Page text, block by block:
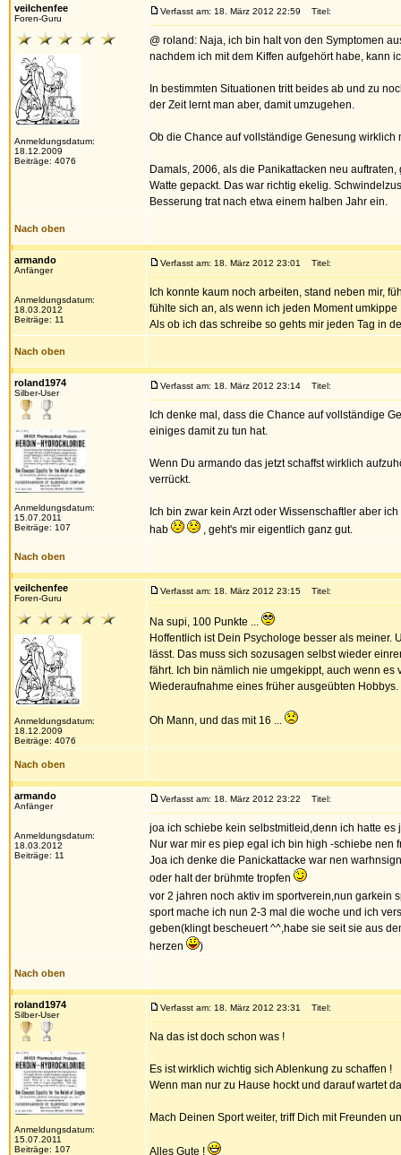
veilchenfee
Foren-Guru
Anmeldungsdatum:
18.12.2009
Beiträge: 4076
Verfasst am: 18. März 2012 22:59 Titel:
@ roland: Naja, ich bin halt von den Symptomen
nachdem ich mit dem Kiffen aufgehört habe, kann
In bestimmten Situationen tritt beides ab und zu
der Zeit lernt man aber, damit umzugehen.
Ob die Chance auf vollständige Genesung wirklich
Damals, 2006, als die Panikattacken neu
Watte gepackt. Das war richtig ekelig.
Besserung trat nach etwa einem halben Jahr ein.
Nach oben
armando
Anfänger
Anmeldungsdatum:
18.03.2012
Beiträge: 11
Verfasst am: 18. März 2012 23:01 Titel:
Ich konnte kaum noch arbeiten, stand neben mir,
fühlte sich an, als wenn ich jeden Moment umkippe
Als ob ich das schreibe so gehts mir jeden Tag in
Nach oben
roland1974
Silber-User
Anmeldungsdatum:
15.07.2011
Beiträge: 107
Verfasst am: 18. März 2012 23:14 Titel:
Ich denke mal, dass die Chance auf vollständige
einiges damit zu tun hat.
Wenn Du armando das jetzt schaffst wirklich
verrückt.
Ich bin zwar kein Arzt oder Wissenschaftler aber
hab
, geht's mir eigentlich ganz gut.
Nach oben
veilchenfee
Foren-Guru
Anmeldungsdatum:
18.12.2009
Beiträge: 4076
Verfasst am: 18. März 2012 23:15 Titel:
Na supi, 100 Punkte ...
Hoffentlich ist Dein Psychologe besser als
lässt. Das muss sich sozusagen selbst wieder
fährt. Ich bin nämlich nie umgekippt, auch wenn
Wiederaufnahme eines früher ausgeübten
Oh Mann, und das mit 16 ...
Nach oben
armando
Anfänger
Anmeldungsdatum:
18.03.2012
Beiträge: 11
Verfasst am: 18. März 2012 23:22 Titel:
joa ich schiebe kein selbstmitleid,denn ich hatte
Nur war mir es piep egal ich bin high -schiebe nen
Joa ich denke die Panickattacke war nen
oder halt der brühmte tropfen
vor 2 jahren noch aktiv im sportverein,nun garkein
sport mache ich nun 2-3 mal die woche und ich
geben(klingt bescheuert ^^,habe sie seit sie aus
herzen
)
Nach oben
roland1974
Silber-User
Anmeldungsdatum:
15.07.2011
Beiträge: 107
Verfasst am: 18. März 2012 23:31 Titel:
Na das ist doch schon was !
Es ist wirklich wichtig sich Ablenkung zu schaffen !
Wenn man nur zu Hause hockt und darauf wartet
Mach Deinen Sport weiter, triff Dich mit Freunden
Alles Gute !